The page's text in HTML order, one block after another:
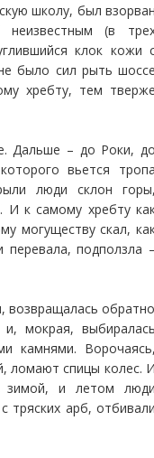
школу, был
(в
клок кожи
было сил рыть
хребту, тем
Дальше – до Роки,
вьется
люди склон
И к самому хребту
могуществу скал,
перевала, подползла
возвращалась обратно
мокрая,
камнями.
ломают спицы колес.
зимой, и летом
тряских арб,